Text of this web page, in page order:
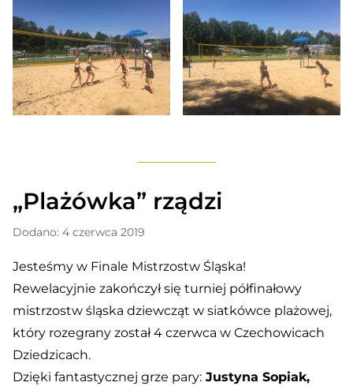
„Plażówka” rządzi
Dodano: 4 czerwca 2019
Jesteśmy w Finale Mistrzostw Śląska!
Rewelacyjnie zakończył się turniej półfinałowy
mistrzostw śląska dziewcząt w siatkówce plażowej,
który rozegrany został 4 czerwca w Czechowicach
Dziedzicach.
Dzięki fantastycznej grze pary:Justyna Sopiak,